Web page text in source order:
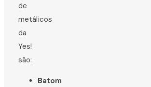
de
metálicos
da
Yes!
são:
Batom